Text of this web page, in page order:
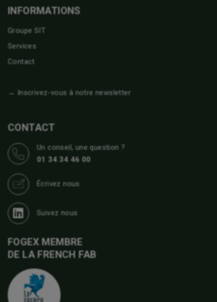
INFORMATIONS
Groupe SIT
Services
Contact
→ Inscrivez-vous à notre newsletter
CONTACT
Un conseil, une question ?
01 34 34 46 00
Écrivez nous
Suivez nous
FOGEX MEMBRE
DE LA FRENCH FAB